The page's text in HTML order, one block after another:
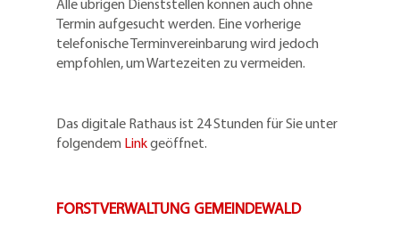
Alle übrigen Dienststellen können auch ohne
Termin aufgesucht werden. Eine vorherige
telefonische Terminvereinbarung wird jedoch
empfohlen, um Wartezeiten zu vermeiden.
Das digitale Rathaus ist 24 Stunden für Sie unter
folgendem Linkgeöffnet.
FORSTVERWALTUNG GEMEINDEWALD